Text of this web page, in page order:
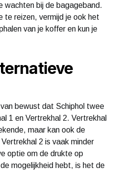
wachten bij de bagageband.
te reizen, vermijd je ook het
van je koffer en kun je
bewust dat Schiphol twee
1 en Vertrekhal 2. Vertrekhal
maar kan ook de
2 is vaak minder
optie om de drukte op
mogelijkheid hebt, is het de